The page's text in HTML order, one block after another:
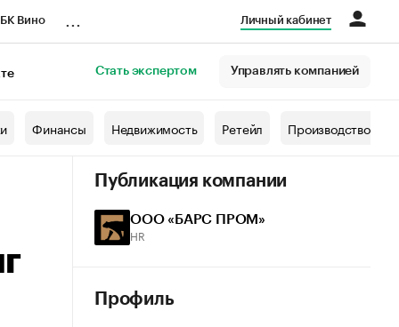
Вино Личный кабинет
Стать экспертом Управлять компанией
Финансы Недвижимость Ретейл Производство
Публикация компании
ООО «БАРС ПРОМ»
HR
Профиль